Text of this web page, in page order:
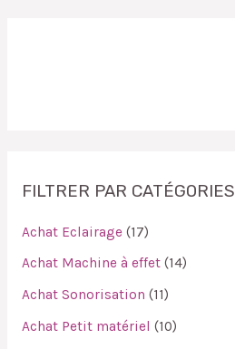
FILTRER PAR CATÉGORIES
Achat Eclairage 17
Achat Machine à effet 14
Achat Sonorisation 11
Achat Petit matériel
10